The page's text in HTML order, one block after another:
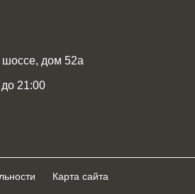
шоссе, дом 52а
21:00
Карта сайта